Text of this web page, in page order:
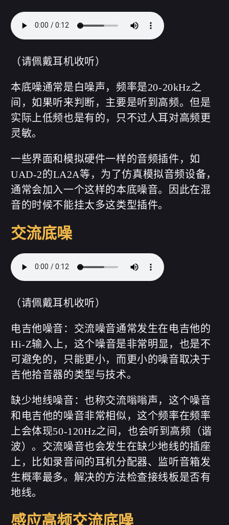
（请佩戴耳机收听）
本底噪通常是白噪声，频率是20-20kHz之
间，如果听来判断，主要是听到高频。但是
实际上低频也是有的，只不过人耳对高频更
灵敏。
一些界面和模拟硬件一样的音频插件，如
UAD-2的LA2A等，为了仿真模拟音频设备，
通常会加入一个这样的本底噪音。因此在混
音的时候不能挂太多这类型插件。
交流底噪
（请佩戴耳机收听）
电吉他噪音：交流噪音通常发生在电吉他的
Hi-Z输入上，这个噪音是非常明显，也是不
可避免的，只能更小，而更小的噪音取决于
吉他拾音器的类型与技术。
缺少地线噪音：也称交流嗡嗡声，这个噪音
和电吉他的噪音非常相似，这个频率在频率
上会体现50-120Hz之间，也会听到高频（谐
波）。交流噪音也会发生在缺少地线的插座
上，比如录音间的耳机分配器、监听音箱发
生概率最多。解决的方法检查接线板是否有
地线。
感应高频交流底噪